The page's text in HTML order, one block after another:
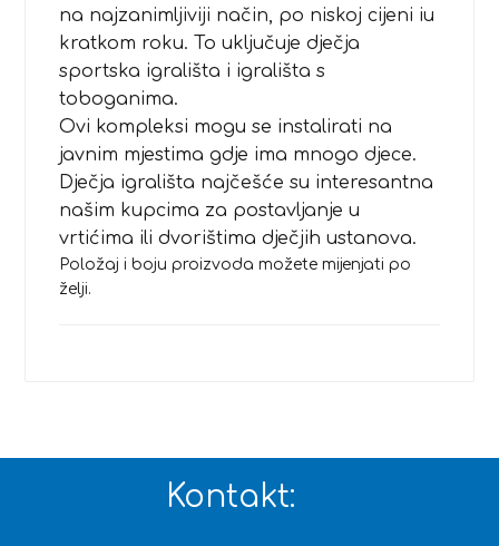
na najzanimljiviji način, po niskoj cijeni iu
kratkom roku. To uključuje dječja
sportska igrališta i igrališta s
toboganima.
Ovi kompleksi mogu se instalirati na
javnim mjestima gdje ima mnogo djece.
Dječja igrališta najčešće su interesantna
našim kupcima za postavljanje u
vrtićima ili dvorištima dječjih ustanova.
Položaj i boju proizvoda možete mijenjati po
želji.
Kontakt: